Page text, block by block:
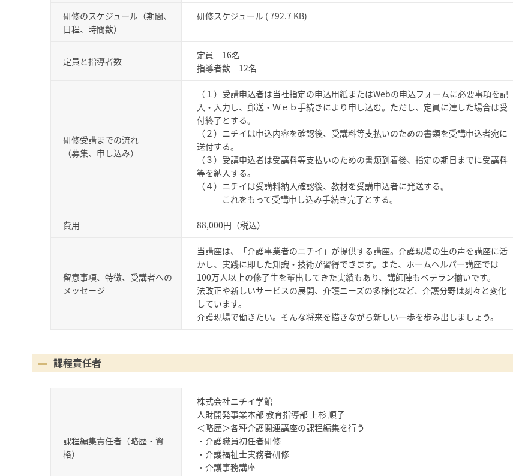
研修のスケジュール（期間、
日程、時間数）
研修スケジュール ( 792.7 KB)
定員と指導者数
定員 16名
指導者数 12名
研修受講までの流れ
（募集、申し込み）
（１）受講申込者は当社指定の申込用紙またはWebの申込フォームに必要事項を記
入・入力し、郵送・Ｗｅｂ手続きにより申し込む。ただし、定員に達した場合は受
付終了とする。
（２）ニチイは申込内容を確認後、受講料等支払いのための書類を受講申込者宛に
送付する。
（３）受講申込者は受講料等支払いのための書類到着後、指定の期日までに受講料
等を納入する。
（４）ニチイは受講料納入確認後、教材を受講申込者に発送する。
これをもって受講申し込み手続き完了とする。
費用 88,000円（税込）
留意事項、特徴、受講者への
メッセージ
当講座は、「介護事業者のニチイ」が提供する講座。介護現場の生の声を講座に活
かし、実践に即した知識・技術が習得できます。また、ホームヘルパー講座では
100万人以上の修了生を輩出してきた実績もあり、講師陣もベテラン揃いです。
法改正や新しいサービスの展開、介護ニーズの多様化など、介護分野は刻々と変化
しています。
介護現場で働きたい。そんな将来を描きながら新しい一歩を歩み出しましょう。
課程責任者
課程編集責任者（略歴・資
格）
株式会社ニチイ学館
人財開発事業本部 教育指導部 上杉 順子
＜略歴＞各種介護関連講座の課程編集を行う
・介護職員初任者研修
・介護福祉士実務者研修
・介護事務講座